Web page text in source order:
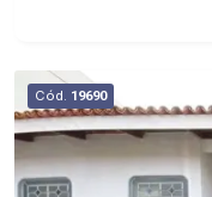
Cód. 19690